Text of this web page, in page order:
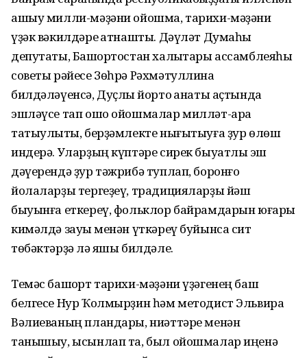
ашыу милли-мәҙәни ойошма, тарихи-мәҙәни
үҙәк вәкилдәре ҡатнашты. Дәүләт Думаһы
депутаты, Башҡортостан халыҡтары ассамбле­яһы
советы рәйесе Зөһрә Рәхмәтул­лина
билдәләүенсә, Дуҫлыҡ йорто ҡанаты аҫтында
эшләүсе тап ошо ойошмалар милләт-ара
татыулыҡты, берҙәмлекте нығытыуға ҙур өлөш
индерә. Уларҙың күптәре сирек быуатлыҡ эш
дәүерендә ҙур тәжрибә туплап, боронғо
йолаларҙы тергеҙеү, традицияларҙы йәш
быуынға еткереү, фольклор байрамдарын юғары
кимәлдә зауыҡ менән үткәреү буйынса сит
төбәктәрҙә лә яҡшы билдәле.
Темәс башҡорт тарихи-мәҙәни үҙәгенең баш
белгесе Нур Ҡолмырҙин һәм методист Эльвира
Вәлиеваның пландары, ниәттәре менән
танышыу, ысынлап та, был ойошмалар иңенә